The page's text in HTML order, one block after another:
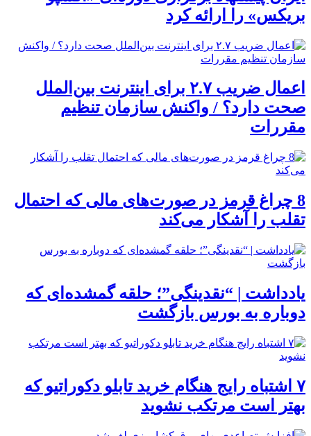
بریکس» را ارائه کرد
اعمال ضریب ۲.۷ برای اینترنت بین‌الملل
صحت دارد؟ / واکنش سازمان تنظیم
مقررات
8 چراغ قرمز در صورت‌های مالی که احتمال
تقلب را آشکار می‌کند
یادداشت | “نقدینگی”؛ حلقه گمشده‌ای که
دوباره به بورس بازگشت
۷ اشتباه رایج هنگام خرید تابلو دکوراتیو که
بهتر است مرتکب نشوید